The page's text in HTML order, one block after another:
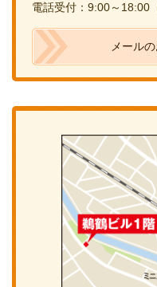
電話受付：9:00～18:00
メール